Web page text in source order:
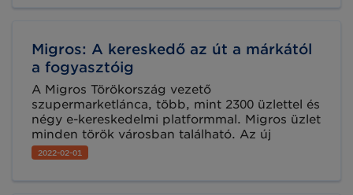
Migros: A kereskedő az út a márkától
a fogyasztóig
A Migros Törökország vezető
szupermarketlánca, több, mint 2300 üzlettel és
négy e-kereskedelmi platformmal. Migros üzlet
minden török városban található. Az új
technológiákat és a legkorszerűbb
szolgáltatásokat elsők között bevezető
2022-02-01